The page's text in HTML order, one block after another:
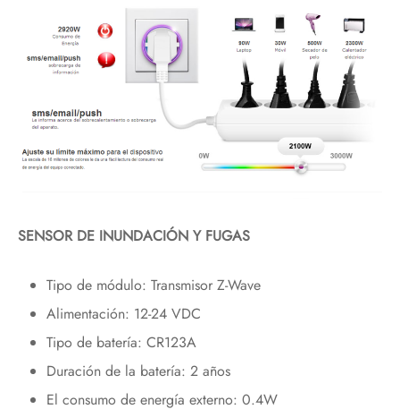
SENSOR DE INUNDACIÓN Y FUGAS
Tipo de módulo: Transmisor Z-Wave
Alimentación: 12-24 VDC
Tipo de batería: CR123A
Duración de la batería: 2 años
El consumo de energía externo: 0.4W